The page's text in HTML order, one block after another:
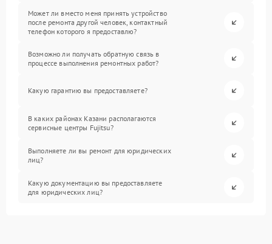
Может ли вместо меня принять устройство
после ремонта другой человек, контактный
телефон которого я предоставлю?
Возможно ли получать обратную связь в
процессе выполнения ремонтных работ?
Какую гарантию вы предоставляете?
В каких районах Казани располагаются
сервисные центры Fujitsu?
Выполняете ли вы ремонт для юридических
лиц?
Какую документацию вы предоставляете
для юридических лиц?